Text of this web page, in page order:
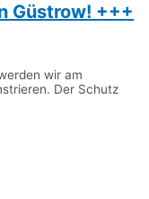
Güstrow! +++
wir am
Der Schutz